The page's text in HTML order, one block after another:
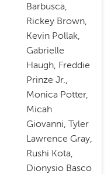
Barbusca,
Rickey Brown,
Kevin Pollak,
Gabrielle
Haugh, Freddie
Prinze Jr.,
Monica Potter,
Micah
Giovanni, Tyler
Lawrence Gray,
Rushi Kota,
Dionysio Basco